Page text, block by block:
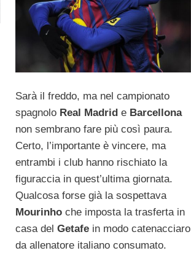
Sarà il freddo, ma nel campionato
spagnolo Real Madrid e Barcellona
non sembrano fare più così paura.
Certo, l’importante è vincere, ma
entrambi i club hanno rischiato la
figuraccia in quest’ultima giornata.
Qualcosa forse già la sospettava
Mourinhoche imposta la trasferta in
casa del Getafein modo catenacciaro
da allenatore italiano consumato.